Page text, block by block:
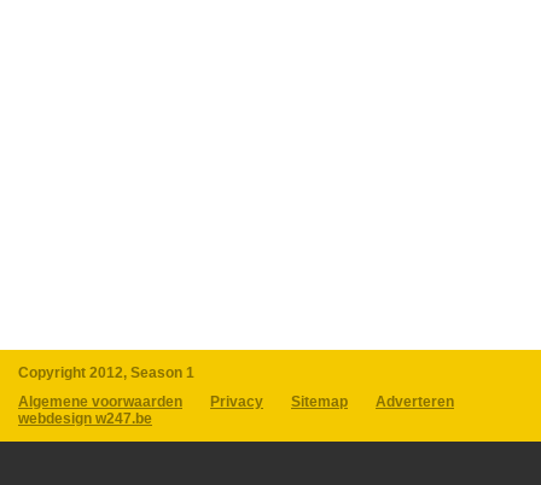
Copyright 2012, Season 1
Algemene voorwaarden
Privacy Sitemap
Adverteren
webdesign w247.be